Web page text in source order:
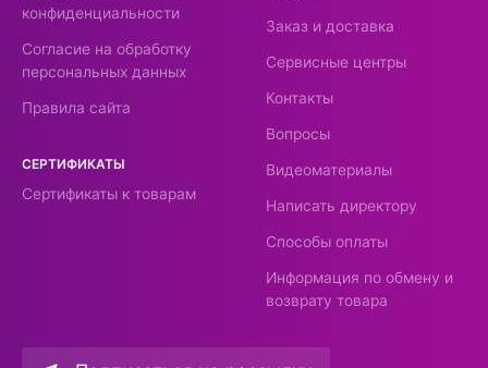
конфиденциальности
Согласие на обработку
персональных данных
Правила сайта
СЕРТИФИКАТЫ
Сертификаты к товарам
Заказ и доставка
Сервисные центры
Контакты
Вопросы
Видеоматериалы
Написать директору
Способы оплаты
Информация по обмену и
возврату товара